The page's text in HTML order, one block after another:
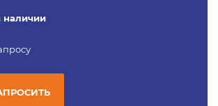
наличии